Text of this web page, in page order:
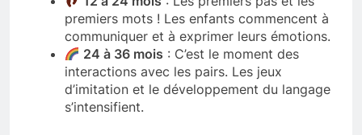
premiers mots ! Les enfants commencent à
communiquer et à exprimer leurs émotions.
24 à 36 mois : C’est le moment des
interactions avec les pairs. Les jeux
d’imitation et le développement du langage
s’intensifient.